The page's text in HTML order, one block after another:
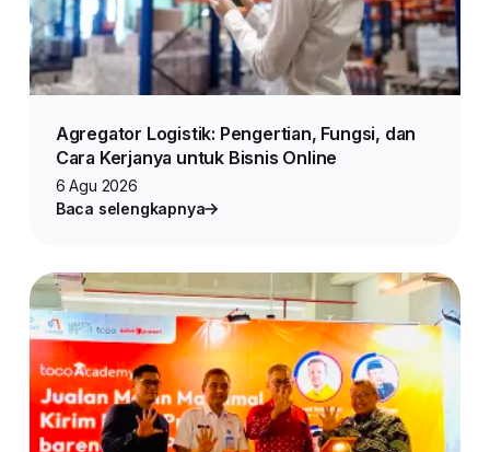
Agregator Logistik: Pengertian, Fungsi, dan
Cara Kerjanya untuk Bisnis Online
6 Agu 2026
Baca selengkapnya